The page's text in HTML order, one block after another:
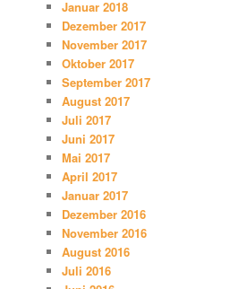
Januar 2018
Dezember 2017
November 2017
Oktober 2017
September 2017
August 2017
Juli 2017
Juni 2017
Mai 2017
April 2017
Januar 2017
Dezember 2016
November 2016
August 2016
Juli 2016